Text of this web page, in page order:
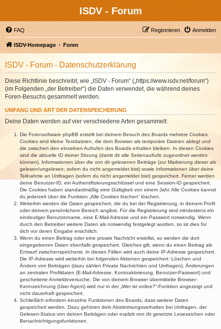
ISDV - Forum
FAQ Anmelden
Registrieren
ISDV-Homepage Foren
ISDV - Forum - Datenschutzerklärung
Diese Richtlinie beschreibt, wie „ISDV - Forum“ („https://www.isdv.net/forum“)
(im Folgenden „der Betreiber“) die Daten verwendet, die während deines
Foren-Besuchs gesammelt werden.
UMFANG UND ART DER DATENSPEICHERUNG
Deine Daten werden auf vier verschiedene Arten gesammelt:
Die Forensoftware phpBB erstellt bei deinem Besuch des Boards mehrere Cookies.
Cookies sind kleine Textdateien, die dein Browser als temporäre Dateien ablegt und
die zwischen den einzelnen Aufrufen des Boards erhalten bleiben. In diesen Cookies
sind die aktuelle ID deiner Sitzung (damit dir alle Seitenaufrufe zugeordnet werden
können), Informationen über die von dir gelesenen Beiträge (zur Markierung dieser als
gelesen/ungelesen; sofern du nicht angemeldet bist) sowie Informationen über deine
Teilnahme an Umfragen (sofern du nicht angemeldet bist) gespeichert. Ferner werden
deine Benutzer-ID, ein Authentifizierungsschlüssel und eine Session-ID gespeichert.
Die Cookies haben standardmäßig eine Gültigkeit von einem Jahr. Alle Cookies kannst
du jederzeit über die Funktion „Alle Cookies löschen“ löschen.
Weiterhin werden die Daten gespeichert, die du bei der Registrierung, in deinem Profil
oder deinem persönlichem Bereich angibst. Für die Registrierung sind mindestens ein
eindeutiger Benutzername, eine E-Mail-Adresse und ein Passwort notwendig. Wenn
durch den Betreiber weitere Daten als notwendig festgelegt wurden, so ist dies für
dich vor deren Eingabe ersichtlich.
Wenn du einen Beitrag oder eine private Nachricht erstellst, so werden die dort
eingegebenen Daten ebenfalls gespeichert. Gleiches gilt, wenn du einen Beitrag als
Entwurf zwischenspeicherst. In diesen Fällen wird auch deine IP-Adresse gespeichert.
Die IP-Adresse wird weiterhin bei folgenden Aktionen gespeichert: Löschen und
Ändern von Beiträgen (dazu zählen Private Nachrichten und Umfragen), Änderungen
an zentralen Profildaten (E-Mail-Adresse, Kontoaktivierung, Benutzer-Passwort) und
gescheiterte Anmeldeversuche. Die von deinem Browser übermittelte Browser-
Kennzeichnung (User Agent) wird nur in der „Wer ist online?“-Funktion angezeigt und
nicht dauerhaft gespeichert.
Schließlich erfordern einzelne Funktionen des Boards, dass weitere Daten
gespeichert werden. Dazu gehören dein Abstimmungsverhalten bei Umfragen, der
Gelesen-Status von deinen Beiträgen oder explizit von dir gesetzte Lesezeichen oder
Benachrichtigungsfunktionen.